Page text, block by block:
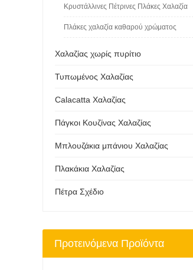
Κρυστάλλινες Πέτρινες Πλάκες Χαλαζία
Πλάκες χαλαζία καθαρού χρώματος
Χαλαζίας χωρίς πυρίτιο
Τυπωμένος Χαλαζίας
Calacatta Χαλαζίας
Πάγκοι Κουζίνας Χαλαζίας
Μπλουζάκια μπάνιου Χαλαζίας
Πλακάκια Χαλαζίας
Πέτρα Σχέδιο
Προτεινόμενα Προϊόντα